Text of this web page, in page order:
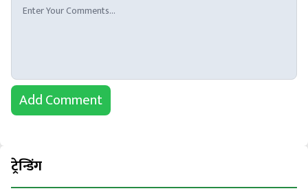
Add Comment
ट्रेन्डिंग